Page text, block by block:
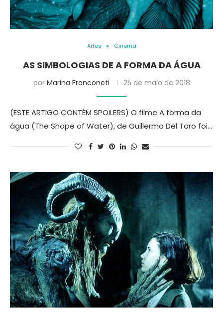
Artes Cinema
AS SIMBOLOGIAS DE A FORMA DA ÁGUA
por Marina Franconeti 25 de maio de 2018
(ESTE ARTIGO CONTÉM SPOILERS) O filme A forma da
água (The Shape of Water), de Guillermo Del Toro foi…